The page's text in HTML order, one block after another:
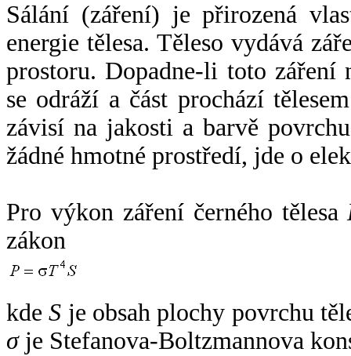
Sálání (záření) je přirozená
energie tělesa. Těleso vydává
prostoru. Dopadne-li toto záření
se odráží a část prochází
závisí na jakosti a barvě
žádné hmotné prostředí, jde o
Pro výkon záření černého tělesa
zákon
kdeS je obsah plochy povrchu
σje Stefanova-Boltzmannova